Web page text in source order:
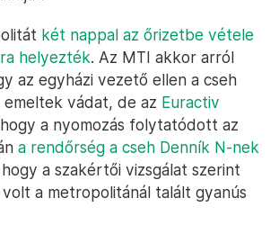
két nappal az őrizetbe vétele
helyezték. Az MTI akkor arról
az egyházi vezető ellen a cseh
emeltek vádat, de az Euractiv
a nyomozás folytatódott az
a rendőrség a cseh Denník N-nek
a szakértői vizsgálat szerint
a metropolitánál talált gyanús